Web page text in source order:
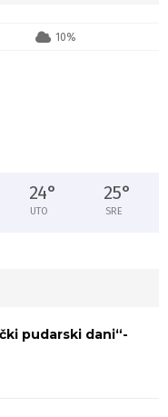
10%
24°
UTO
25°
SRE
pudarski dani“-